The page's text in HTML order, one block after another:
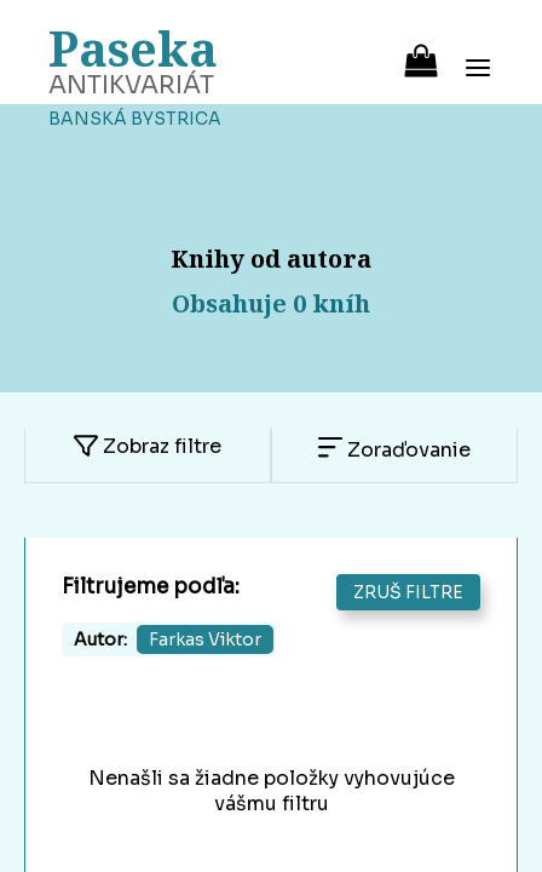
Paseka
ANTIKVARIÁT
BANSKÁ BYSTRICA
Knihy od autora
Obsahuje 0 kníh
Zobraz filtre Zoraďovanie
Filtrujeme podľa: ZRUŠ FILTRE
Autor: Farkas Viktor
Nenašli sa žiadne položky vyhovujúce
vášmu filtru